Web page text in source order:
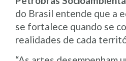
do Brasil entende que a
se fortalece quando se
realidades de cada